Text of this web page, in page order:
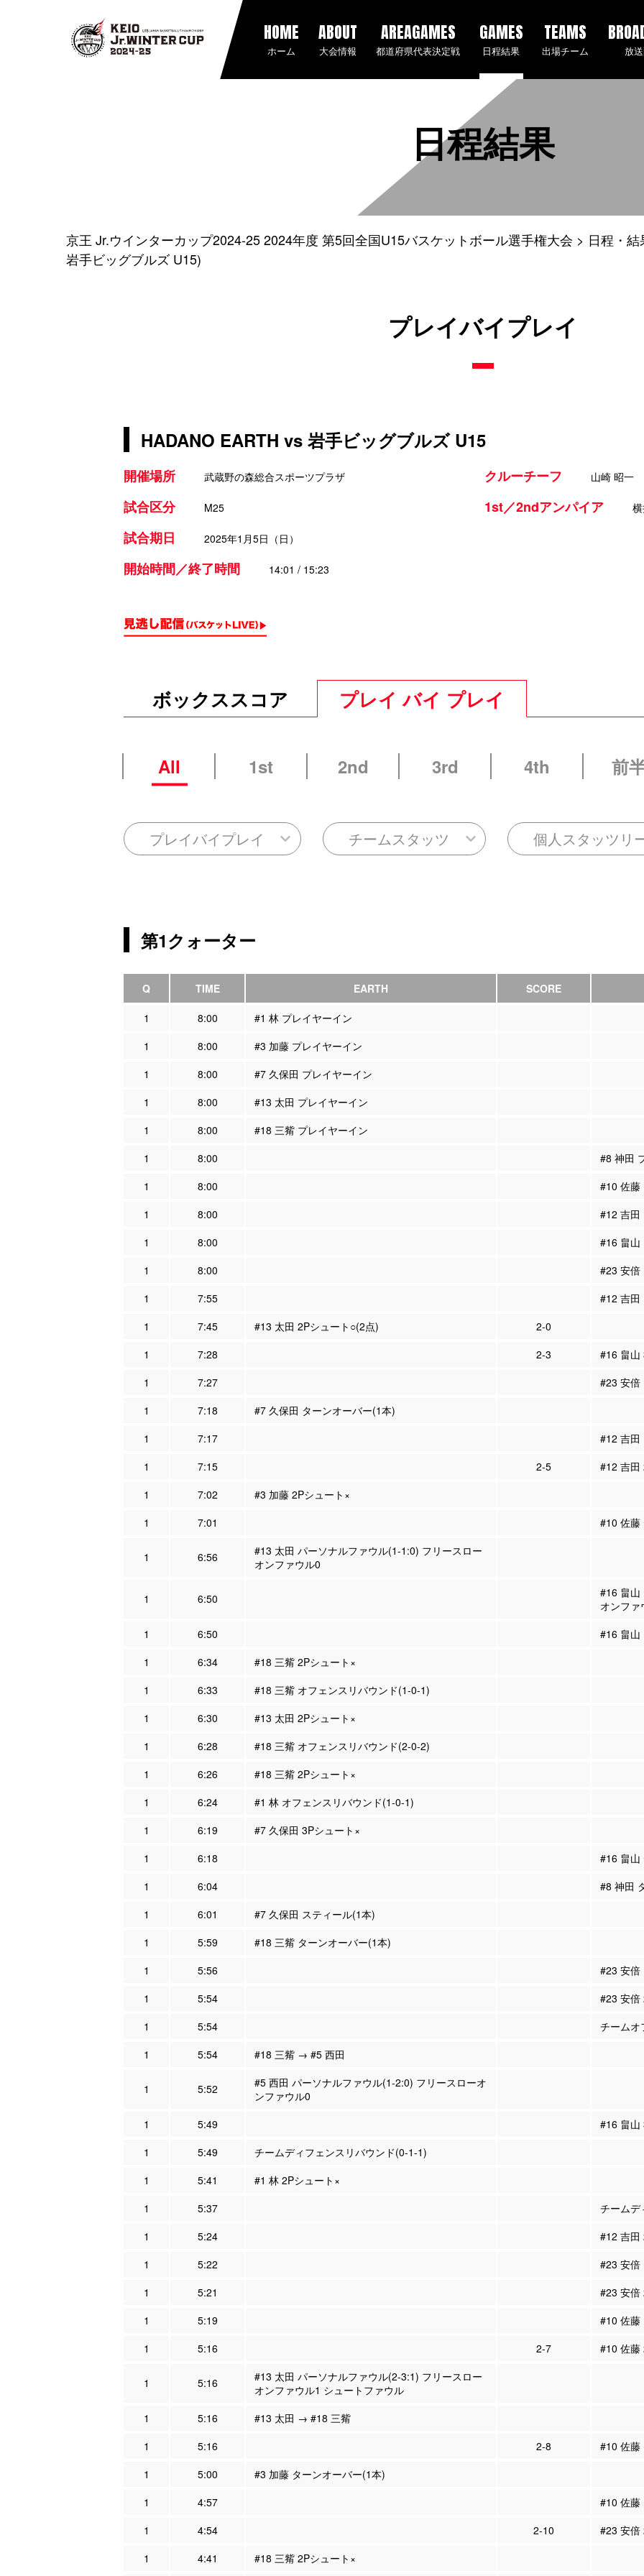
HOME
ホーム
ABOUT
大会情報
AREAGAMES
都道府県代表決定戦
GAMES
日程結果
TEAMS
出場チーム 放
日程結果
京王 Jr.ウインターカップ2024-25 2024年度 第5回全国U15バスケットボール選手権大会 日程・結
岩手ビッグブルズ U15)
プレイバイプレイ
HADANO EARTH vs 岩手ビッグブルズ U15
開催場所 武蔵野の森総合スポーツプラザ
試合区分 M25
試合期日 2025年1月5日（日）
開始時間／終了時間 14:01 / 15:23
クルーチーフ 山崎 昭一
1st／2ndアンパイア
ボックススコア プレイ バイ プレイ
All 1st 2nd 3rd 4th 前
プレイバイプレイ チームスタッツ 個人スタッツリ
第1クォーター
Q TIME EARTH SCORE
1 8:00
#1 林 プレイヤーイン
1
8:00
#3 加藤 プレイヤーイン
1
8:00
#7 久保田 プレイヤーイン
1
8:00
#13 太田 プレイヤーイン
1
8:00
#18 三觜 プレイヤーイン
1
8:00
#8 神田
1
8:00
#10 佐藤
1
8:00
#12 吉田
1
8:00
#16 畠山
1
8:00
#23 安倍
1
7:55
#12 吉田
1
7:45 #13 太田 2Pシュート○(2点)
2-0
1
7:28 2-3
#16 畠山
1
7:27
#23 安倍
1
7:18
#7 久保田 ターンオーバー(1本)
1
7:17
#12 吉田
1
7:15 2-5
#12 吉田
1
7:02
#3 加藤 2Pシュート×
1
7:01 #10 佐藤
1 6:56
#13 太田 パーソナルファウル(1-1:0) フリースロー
オンファウル0
1 6:50
#16 畠山
オンファ
1
6:50
#16 畠山
1
6:34
#18 三觜 2Pシュート×
1
6:33
#18 三觜 オフェンスリバウンド(1-0-1)
1
6:30
#13 太田 2Pシュート×
1
6:28
#18 三觜 オフェンスリバウンド(2-0-2)
1
6:26
#18 三觜 2Pシュート×
1
6:24
#1 林 オフェンスリバウンド(1-0-1)
1
6:19
#7 久保田 3Pシュート×
1
6:18
#16 畠山
1
6:04
#8 神田
1
6:01
#7 久保田 スティール(1本)
1
5:59
#18 三觜 ターンオーバー(1本)
1
5:56
#23 安倍
1
5:54
#23 安倍
1
5:54
チームオ
1
5:54 #18 三觜 → #5 西田
1 5:52
#5 西田 パーソナルファウル(1-2:0) フリースローオ
ンファウル0
1
5:49
#16 畠山
1
5:49
チームディフェンスリバウンド(0-1-1)
1
5:41
#1 林 2Pシュート×
1
5:37
チームデ
1
5:24
#12 吉田
1
5:22
#23 安倍
1
5:21
#23 安倍
1
5:19
#10 佐藤
1
5:16 2-7 #10 佐藤
1 5:16
#13 太田 パーソナルファウル(2-3:1) フリースロー
オンファウル1 シュートファウル
1
5:16
#13 太田 → #18 三觜
1
5:16 2-8
#10 佐藤
1
5:00
#3 加藤 ターンオーバー(1本)
1
4:57
#10 佐藤
1
4:54 2-10
#23 安倍
1
4:41 #18 三觜 2Pシュート×